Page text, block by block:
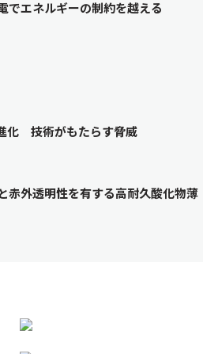
でエネルギーの制約を越える
化 技術がもたらす脅威
赤外透明性を有する高耐久酸化物薄